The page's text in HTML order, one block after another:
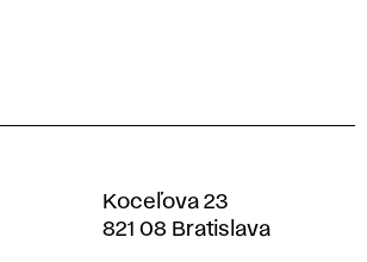
Koceľova 23
821 08 Bratislava